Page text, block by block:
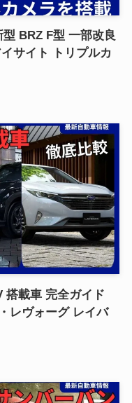
型 BRZ F型 一部改良
サイト トリプルカ
搭載車 完全ガイド
レヴォーグ レイバ